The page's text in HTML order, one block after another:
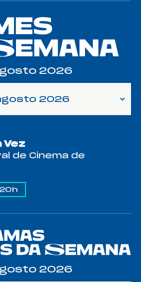
2026
2026
Vez
de Cinema de
20h
2026